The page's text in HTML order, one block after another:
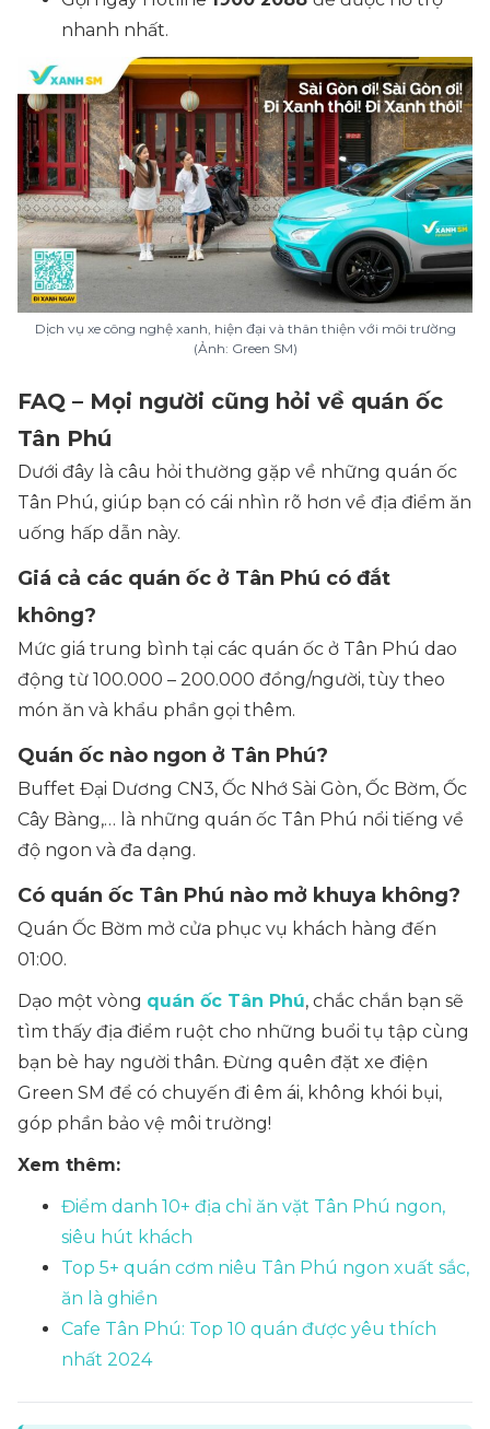
nhanh nhất.
Dịch vụ xe công nghệ xanh, hiện đại và thân thiện với môi trường
(Ảnh: Green SM)
FAQ – Mọi người cũng hỏi về quán ốc
Tân Phú
Dưới đây là câu hỏi thường gặp về những quán ốc
Tân Phú, giúp bạn có cái nhìn rõ hơn về địa điểm ăn
uống hấp dẫn này.
Giá cả các quán ốc ở Tân Phú có đắt
không?
Mức giá trung bình tại các quán ốc ở Tân Phú dao
động từ 100.000 – 200.000 đồng/người, tùy theo
món ăn và khẩu phần gọi thêm.
Quán ốc nào ngon ở Tân Phú?
Buffet Đại Dương CN3, Ốc Nhớ Sài Gòn, Ốc Bờm, Ốc
Cây Bàng,… là những quán ốc Tân Phú nổi tiếng về
độ ngon và đa dạng.
Có quán ốc Tân Phú nào mở khuya không?
Quán Ốc Bờm mở cửa phục vụ khách hàng đến
01:00.
Dạo một vòng quán ốc Tân Phú, chắc chắn bạn sẽ
tìm thấy địa điểm ruột cho những buổi tụ tập cùng
bạn bè hay người thân. Đừng quên đặt xe điện
Green SM để có chuyến đi êm ái, không khói bụi,
góp phần bảo vệ môi trường!
Xem thêm:
Điểm danh 10+ địa chỉ ăn vặt Tân Phú ngon,
siêu hút khách
Top 5+ quán cơm niêu Tân Phú ngon xuất sắc,
ăn là ghiền
Cafe Tân Phú: Top 10 quán được yêu thích
nhất 2024